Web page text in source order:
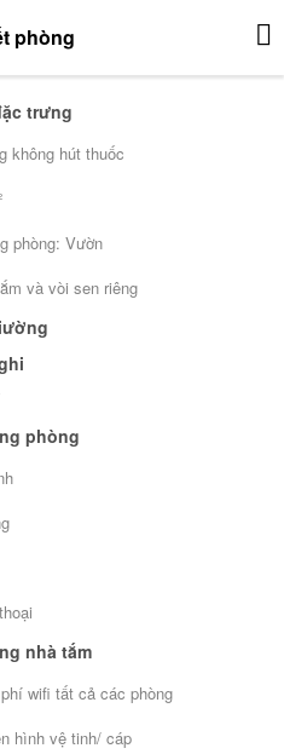
khảo
đ
phòng
trưng
không hút thuốc
phòng: Vườn
và vòi sen riêng
phòng
nhà tắm
wifi tất cả các phòng
hình vệ tinh/ cáp